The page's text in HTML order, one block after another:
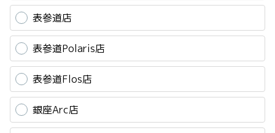
表参道店
表参道Polaris店
表参道Flos店
銀座Arc店